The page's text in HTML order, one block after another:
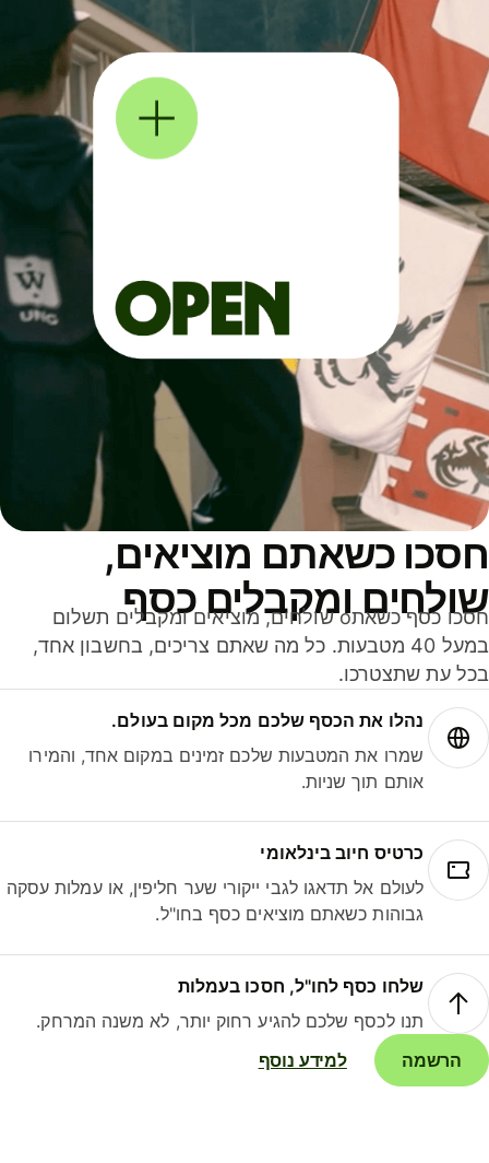
כשאתם מוציאים,
ומקבלים כסף
חסכו כסף כשאתo שולחים, מוציאים ומקבלים תשלום
במעל 40 מטבעות. כל מה שאתם צריכים, בחשבון אחד,
עת שתצטרכו.
נהלו את הכסף שלכם מכל מקום בעולם.
שמרו את המטבעות שלכם זמינים במקום אחד, והמירו
אותם תוך שניות.
כרטיס חיוב בינלאומי
לעולם אל תדאגו לגבי ייקורי שער חליפין, או עמלות עסקה
גבוהות כשאתם מוציאים כסף בחו"ל.
שלחו כסף לחו"ל, חסכו בעמלות
תנו לכסף שלכם להגיע רחוק יותר, לא משנה המרחק.
הרשמה
למידע נוסף